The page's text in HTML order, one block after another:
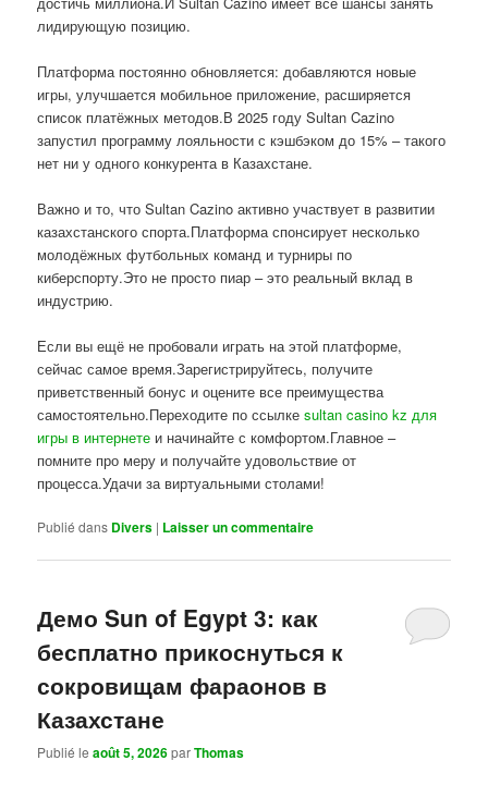
лидирующую позицию.
Платформа постоянно обновляется: добавляются новые
игры, улучшается мобильное приложение, расширяется
список платёжных методов.В 2025 году Sultan Cazino
запустил программу лояльности с кэшбэком до 15% – такого
нет ни у одного конкурента в Казахстане.
Важно и то, что Sultan Cazino активно участвует в развитии
казахстанского спорта.Платформа спонсирует несколько
молодёжных футбольных команд и турниры по
киберспорту.Это не просто пиар – это реальный вклад в
индустрию.
Если вы ещё не пробовали играть на этой платформе,
сейчас самое время.Зарегистрируйтесь, получите
приветственный бонус и оцените все преимущества
самостоятельно.Переходите по ссылкеsultan casino kz для
игры в интернете и начинайте с комфортом.Главное –
помните про меру и получайте удовольствие от
процесса.Удачи за виртуальными столами!
Publié dans Divers | Laisser un commentaire
Демо Sun of Egypt 3: как
бесплатно прикоснуться к
сокровищам фараонов в
Казахстане
Publié leaoût 5, 2026parThomas